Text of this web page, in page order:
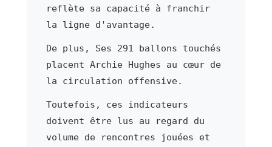
reflète sa capacité à franchir
la ligne d'avantage.
De plus, Ses 291 ballons touchés
placent Archie Hughes au cœur de
la circulation offensive.
Toutefois, ces indicateurs
doivent être lus au regard du
volume de rencontres jouées et